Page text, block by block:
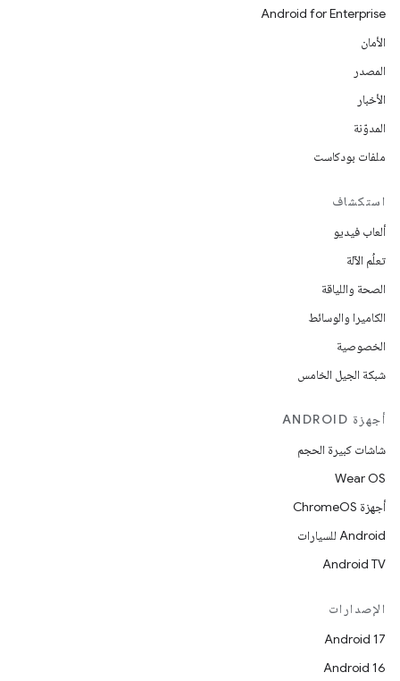
Android for Enterprise
الأمان
المصدر
الأخبار
المدوّنة
ملفات بودكاست
استكشاف
ألعاب فيديو
تعلُم الآلة
الصحة واللياقة
الكاميرا والوسائط
الخصوصية
شبكة الجيل الخامس
أجهزة ANDROID
شاشات كبيرة الحجم
Wear OS
أجهزة ChromeOS
Android للسيارات
Android TV
الإصدارات
Android 17
Android 16